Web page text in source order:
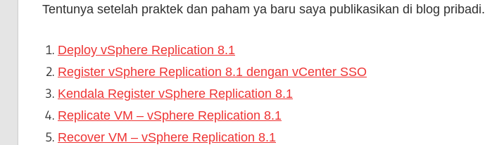
Tentunya setelah praktek dan paham ya baru saya publikasikan di blog pribadi.
Deploy vSphere Replication 8.1
Register vSphere Replication 8.1 dengan vCenter SSO
Kendala Register vSphere Replication 8.1
Replicate VM – vSphere Replication 8.1
Recover VM – vSphere Replication 8.1